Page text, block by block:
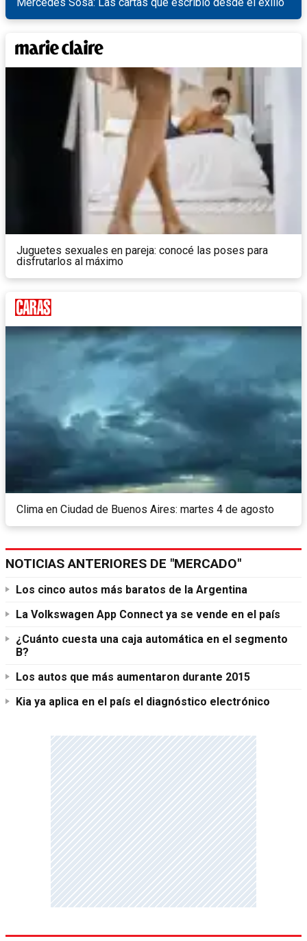
Juguetes sexuales en pareja: conocé las poses para
disfrutarlos al máximo
Clima en Ciudad de Buenos Aires: martes 4 de agosto
NOTICIAS ANTERIORES DE "MERCADO"
Los cinco autos más baratos de la Argentina
La Volkswagen App Connect ya se vende en el país
¿Cuánto cuesta una caja automática en el segmento
B?
Los autos que más aumentaron durante 2015
Kia ya aplica en el país el diagnóstico electrónico